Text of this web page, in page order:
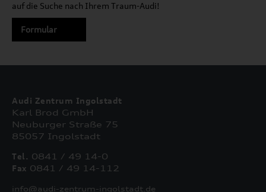
auf die Suche nach Ihrem Traum-Audi!
Formular
Audi Zentrum Ingolstadt
Karl Brod GmbH
Neuburger Straße 75
85057 Ingolstadt
Tel. 0841 / 49 14-0
Fax 0841 / 49 14-112
info@audi-zentrum-ingolstadt.de